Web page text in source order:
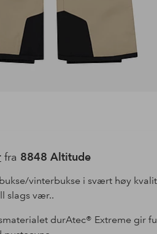
fra 8848 Altitude
vinterbukse i svært høy
slags vær..
durAtec® Extreme gir